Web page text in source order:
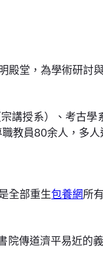
堂，為學術研討
講授系）、考古
教員80余人，多人
全部重生包養網所
院傳道濟平易近的